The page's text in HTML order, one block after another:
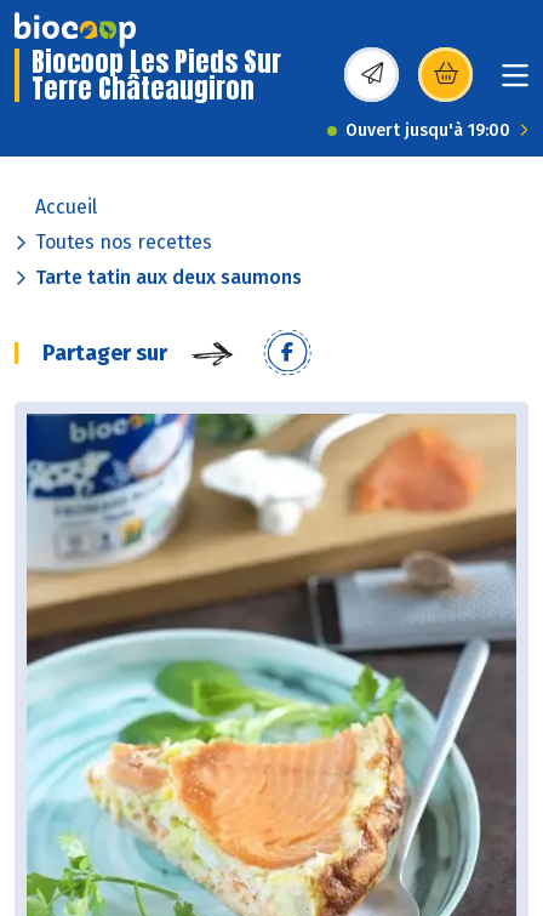
Biocoop Les Pieds Sur
Terre Châteaugiron (s’ouvre dans une
Ouvert jusqu'à 19:00
Accueil
Toutes nos recettes
Tarte tatin aux deux saumons
Partager sur